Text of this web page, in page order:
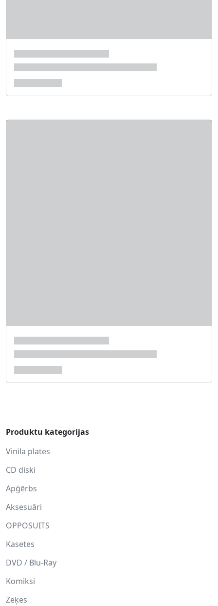
Produktu kategorijas
Vinila plates
CD diski
Apģērbs
Aksesuāri
OPPOSUITS
Kasetes
DVD / Blu-Ray
Komiksi
Zeķes